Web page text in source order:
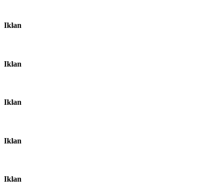
Iklan
Iklan
Iklan
Iklan
Iklan